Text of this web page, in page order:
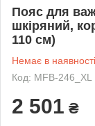
Пояс для
шкіряний,
110 см)
Немає в наявності
Код: MFB-246_XL
2 501 ₴